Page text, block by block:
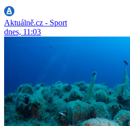
Aktuálně.cz - Sport
dnes, 11:03